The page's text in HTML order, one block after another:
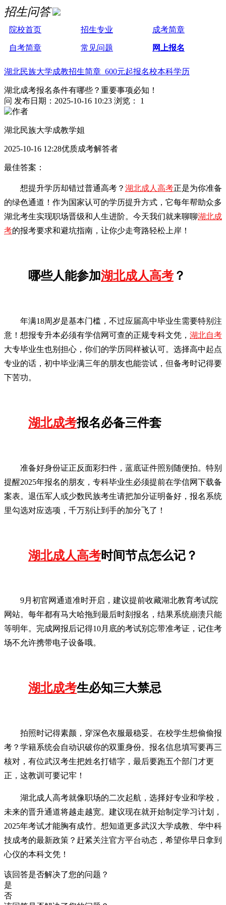
招生问答
院校首页 招生专业 成考简章
自考简章 常见问题 网上报名
湖北民族大学成教招生简章 600元起报名校本科学历
湖北成考报名条件有哪些？重要事项必知！
问 发布日期：2025-10-16 10:23 浏览： 1
湖北民族大学成教学姐
2025-10-16 12:28优质成考解答者
最佳答案：
想提升学历却错过普通高考？ 湖北成人高考正是为你准备
的绿色通道！作为国家认可的学历提升方式，它每年帮助众多
湖北考生实现职场晋级和人生进阶。今天我们就来聊聊湖北成
考的报考要求和避坑指南，让你少走弯路轻松上岸！
哪些人能参加湖北成人高考 ？
年满18周岁是基本门槛，不过应届高中毕业生需要特别注
意！想报专升本必须有学信网可查的正规专科文凭， 湖北自考
大专毕业生也别担心，你们的学历同样被认可。选择高中起点
专业的话，初中毕业满三年的朋友也能尝试，但备考时记得要
下苦功。
湖北成考报名必备三件套
准备好身份证正反面彩扫件，蓝底证件照别随便拍。特别
提醒2025年报名的朋友，专科毕业生必须提前在学信网下载备
案表。退伍军人或少数民族考生请把加分证明备好，报名系统
里勾选对应选项，千万别让到手的加分飞了！
湖北成人高考时间节点怎么记？
9月初官网通道准时开启，建议提前收藏湖北教育考试院
网站。每年都有马大哈拖到最后时刻报名，结果系统崩溃只能
等明年。完成网报后记得10月底的考试别忘带准考证，记住考
场不允许携带电子设备哦。
湖北成考生必知三大禁忌
拍照时记得素颜，穿深色衣服最稳妥。在校学生想偷偷报
考？学籍系统会自动识破你的双重身份。报名信息填写要再三
核对，有位武汉考生把姓名打错字，最后要跑五个部门才更
正，这教训可要记牢！
湖北成人高考就像职场的二次起航，选择好专业和学校，
未来的晋升通道将越走越宽。建议现在就开始制定学习计划，
2025年考试才能胸有成竹。想知道更多武汉大学成教、华中科
技成考的最新政策？赶紧关注官方平台动态，希望你早日拿到
心仪的本科文凭！
该回答是否解决了您的问题？
是
否